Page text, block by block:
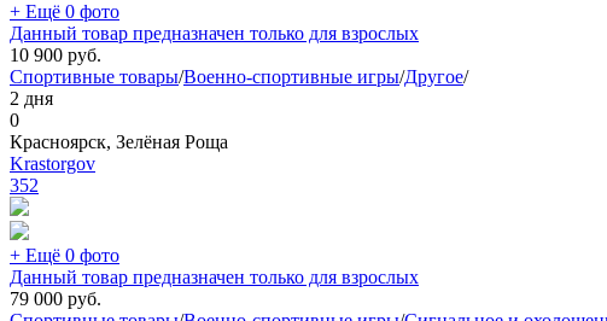
+ Ещё 0 фото
Данный товар предназначен только для взрослых
10 900 руб.
Спортивные товары/Военно-спортивные игры/Другое/
2 дня
0
Красноярск, Зелёная Роща
Krastorgov
352
+ Ещё 0 фото
Данный товар предназначен только для взрослых
79 000 руб.